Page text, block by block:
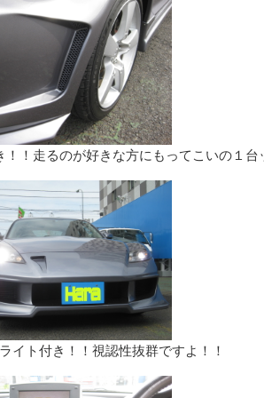
！走るのが好きな方にもってこいの１台
イト付き！！視認性抜群ですよ！！